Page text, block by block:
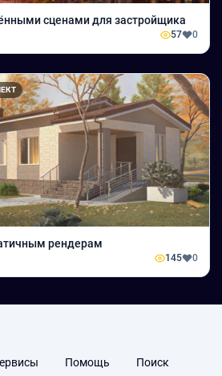
сценами для застройщика
57 0
рендерам
145 0
Помощь Поиск